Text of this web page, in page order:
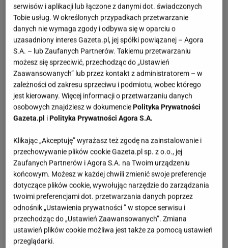
serwisów i aplikacji lub łączone z danymi dot. świadczonych
Tobie usług. W określonych przypadkach przetwarzanie
danych nie wymaga zgody i odbywa się w oparciu o
uzasadniony interes Gazeta.pl, jej spółki powiązanej – Agora
S.A. – lub Zaufanych Partnerów. Takiemu przetwarzaniu
możesz się sprzeciwić, przechodząc do „Ustawień
Zaawansowanych” lub przez kontakt z administratorem – w
zależności od zakresu sprzeciwu i podmiotu, wobec którego
jest kierowany. Więcej informacji o przetwarzaniu danych
osobowych znajdziesz w dokumenciePolityka Prywatności
Gazeta.pl iPolityka Prywatności Agora S.A.
Klikając „Akceptuję” wyrażasz też zgodę na zainstalowanie i
przechowywanie plików cookie Gazeta.pl sp. z o.o., jej
Zaufanych Partnerów i Agora S.A. na Twoim urządzeniu
końcowym. Możesz w każdej chwili zmienić swoje preferencje
dotyczące plików cookie, wywołując narzędzie do zarządzania
twoimi preferencjami dot. przetwarzania danych poprzez
odnośnik „Ustawienia prywatności ” w stopce serwisu i
przechodząc do „Ustawień Zaawansowanych”. Zmiana
ustawień plików cookie możliwa jest także za pomocą ustawień
przeglądarki.